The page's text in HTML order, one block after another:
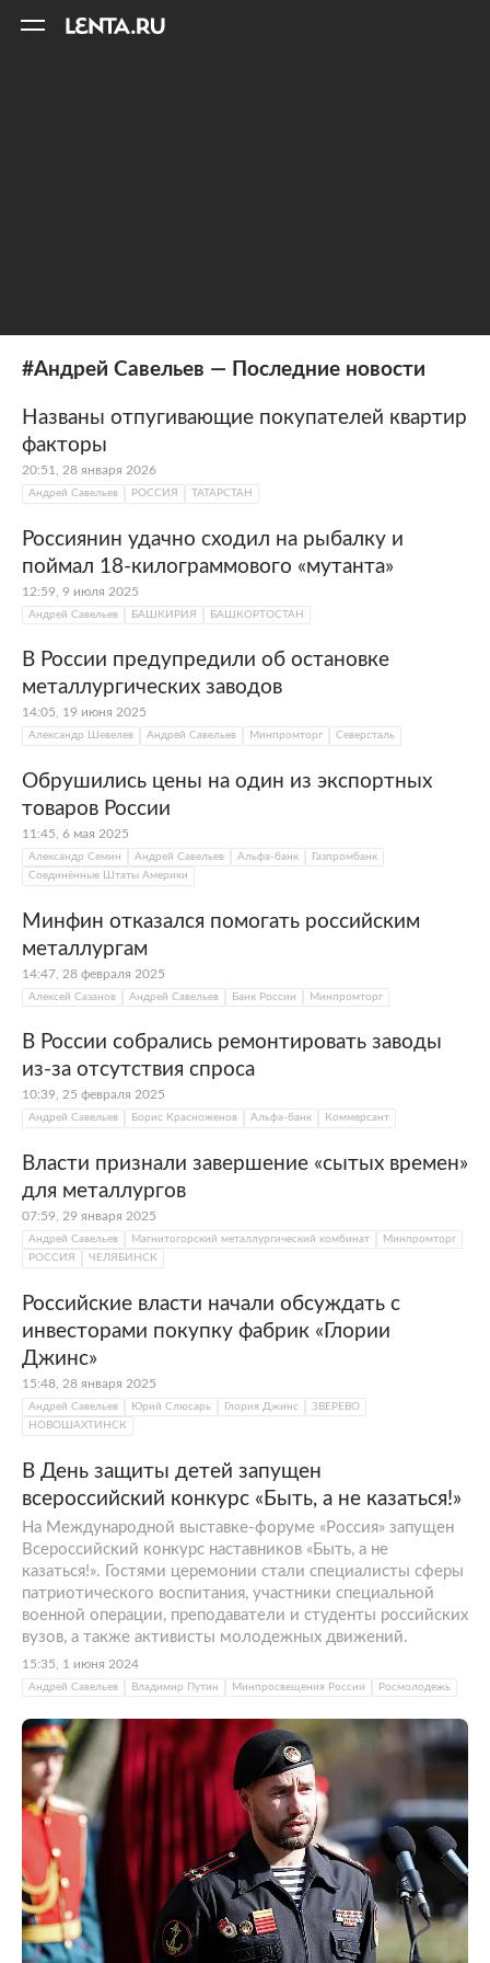
#Андрей Савельев — Последние новости
Названы отпугивающие покупателей квартир
факторы
20:51, 28 января 2026
Андрей Савельев РОССИЯ ТАТАРСТАН
Россиянин удачно сходил на рыбалку и
поймал 18-килограммового «мутанта»
12:59, 9 июля 2025
Андрей Савельев БАШКИРИЯ БАШКОРТОСТАН
В России предупредили об остановке
металлургических заводов
14:05, 19 июня 2025
Александр Шевелев Андрей Савельев Минпромторг Северсталь
Обрушились цены на один из экспортных
товаров России
11:45, 6 мая 2025
Александр Семин Андрей Савельев Альфа-банк
Газпромбанк
Соединённые Штаты Америки
Минфин отказался помогать российским
металлургам
14:47, 28 февраля 2025
Алексей Сазанов Андрей Савельев Банк России Минпромторг
В России собрались ремонтировать заводы
из-за отсутствия спроса
10:39, 25 февраля 2025
Андрей Савельев Борис Красноженов Альфа-банк Коммерсант
Власти признали завершение «сытых времен»
для металлургов
07:59, 29 января 2025
Андрей Савельев Магнитогорский металлургический комбинат
Минпромторг
РОССИЯ
ЧЕЛЯБИНСК
Российские власти начали обсуждать с
инвесторами покупку фабрик «Глории
Джинс»
15:48, 28 января 2025
Андрей Савельев Юрий Слюсарь Глория Джинс
ЗВЕРЕВО
НОВОШАХТИНСК
В День защиты детей запущен
всероссийский конкурс «Быть, а не казаться!»
На Международной выставке-форуме «Россия» запущен
Всероссийский конкурс наставников «Быть, а не
казаться!». Гостями церемонии стали специалисты сферы
патриотического воспитания, участники специальной
военной операции, преподаватели и студенты российских
вузов, а также активисты молодежных движений.
15:35, 1 июня 2024
Андрей Савельев Владимир Путин Минпросвещения России Росмолодежь